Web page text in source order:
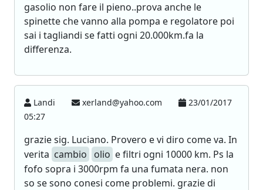
gasolio non fare il pieno..prova anche le
spinette che vanno alla pompa e regolatore poi
sai i tagliandi se fatti ogni 20.000km.fa la
differenza.
Landi xerland@yahoo.com
23/01/2017
05:27
grazie sig. Luciano. Provero e vi diro come va. In
verita cambio olio e filtri ogni 10000 km. Ps la
fofo sopra i 3000rpm fa una fumata nera. non
so se sono conesi come problemi. grazie di